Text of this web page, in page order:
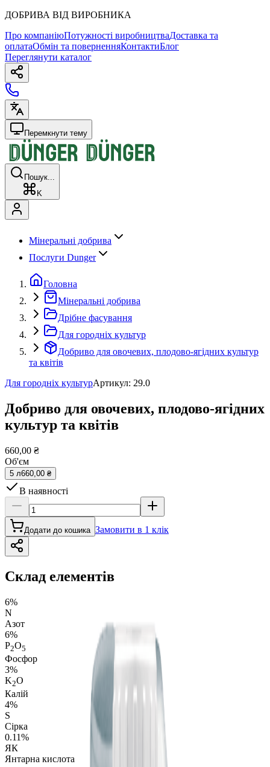
ДОБРИВА ВІД ВИРОБНИКА
Про компаніюПотужності виробництваДоставка та
оплатаОбмін та поверненняКонтактиБлог
Переглянути каталог
Перемкнути тему
Пошук...
K
Мінеральні добрива
Послуги Dunger
Головна
Мінеральні добрива
Дрібне фасування
Для городніх культур
Добриво для овочевих, плодово-ягідних культур
та квітів
Для городніх культурАртикул: 29.0
Добриво для овочевих, плодово-ягідних
культур та квітів
660,00 ₴
Об'єм
5 л660,00 ₴
В наявності
Додати до кошика Замовити в 1 клік
Склад елементів
6%
N
Азот
6%
P2O5
Фосфор
3%
K2O
Калій
4%
S
Сірка
0.11%
ЯК
Янтарна кислота